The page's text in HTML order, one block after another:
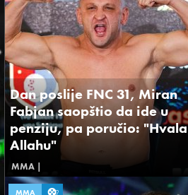
Dan poslije FNC 31, Miran
Fabjan saopštio da ide u
penziju, pa poručio: "Hvala
Allahu"
MMA |
MMA